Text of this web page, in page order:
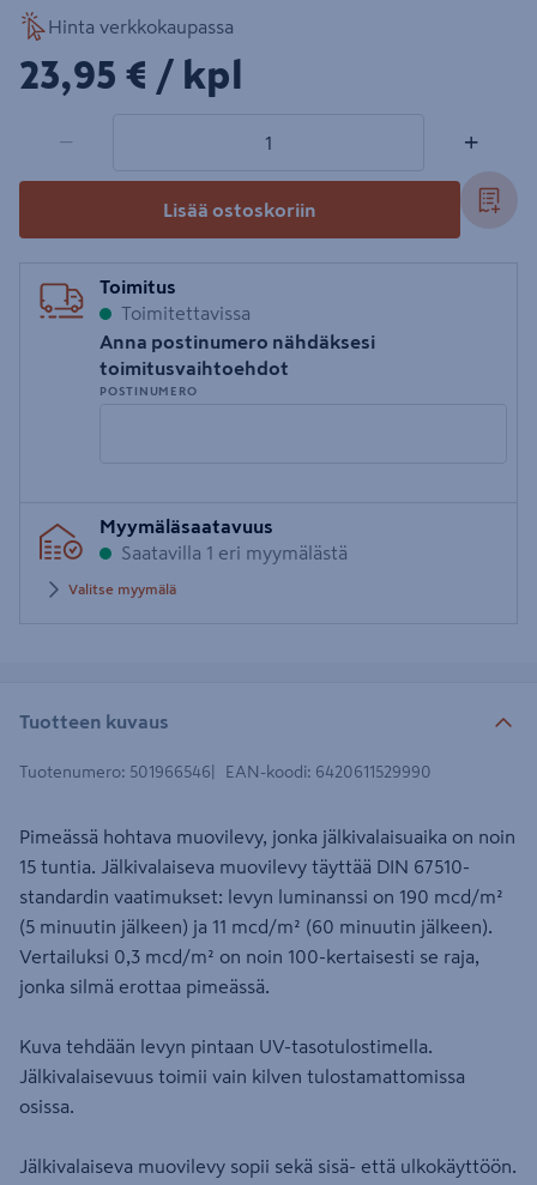
Hinta verkkokaupassa
23,95€/kpl
23,95 € / kpl
− +
Lisää ostoskoriin
Toimitus
Toimitettavissa
Anna postinumero nähdäksesi
toimitusvaihtoehdot
POSTINUMERO
postinumero
Myymäläsaatavuus
Saatavilla 1 eri myymälästä
Valitse myymälä
Tuotteen kuvaus
Tuotenumero: 501966546 EAN-koodi: 6420611529990
Pimeässä hohtava muovilevy, jonka jälkivalaisuaika on noin
15 tuntia. Jälkivalaiseva muovilevy täyttää DIN 67510-
standardin vaatimukset: levyn luminanssi on 190 mcd/m²
(5 minuutin jälkeen) ja 11 mcd/m² (60 minuutin jälkeen).
Vertailuksi 0,3 mcd/m² on noin 100-kertaisesti se raja,
jonka silmä erottaa pimeässä.
Kuva tehdään levyn pintaan UV-tasotulostimella.
Jälkivalaisevuus toimii vain kilven tulostamattomissa
osissa.
Jälkivalaiseva muovilevy sopii sekä sisä- että ulkokäyttöön.